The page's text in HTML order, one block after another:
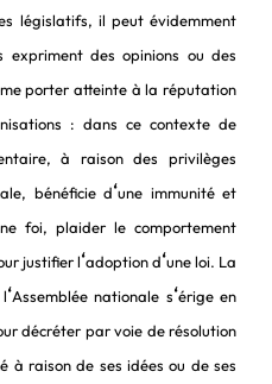
législatifs, il peut évidemment
des opinions ou des
porter atteinte à la réputation
: dans ce contexte de
à raison des privilèges
bénéficie d‘une immunité et
foi, plaider le comportement
justifier l‘adoption d‘une loi. La
‘Assemblée nationale s‘érige en
décréter par voie de résolution
à raison de ses idées ou de ses